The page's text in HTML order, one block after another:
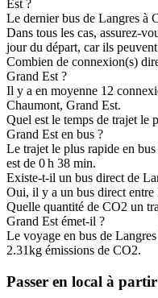
Est ?
Le dernier bus de Langres à
Dans tous les cas, assurez-
jour du départ, car ils
Combien de connexion(s)
Grand Est ?
Il y a en moyenne 12
Chaumont, Grand Est.
Quel est le temps de trajet le
Grand Est en bus ?
Le trajet le plus rapide en
est de 0 h 38 min.
Existe-t-il un bus direct de
Oui, il y a un bus direct
Quelle quantité de CO2 un
Grand Est émet-il ?
Le voyage en bus de
2.31kg émissions de CO2.
Passer en local à